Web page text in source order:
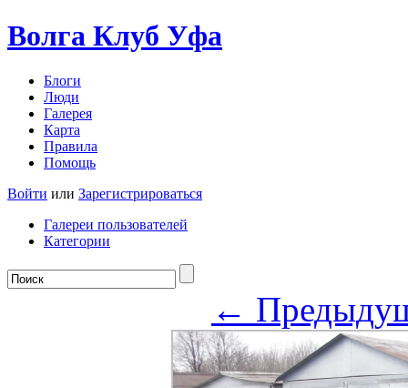
Волга Клуб Уфа
Блоги
Люди
Галерея
Карта
Правила
Помощь
Войти или Зарегистрироваться
Галереи пользователей
Категории
←